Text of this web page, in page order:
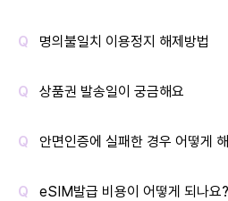
명의불일치 이용정지 해제방법
상품권 발송일이 궁금해요
안면인증에 실패한 경우 어떻게
eSIM발급 비용이 어떻게 되나요?